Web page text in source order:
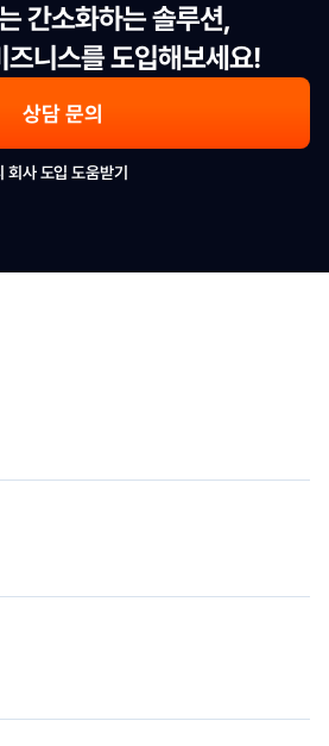
간소화하는 솔루션,
니스를 도입해보세요!
상담 문의
회사 도입 도움받기